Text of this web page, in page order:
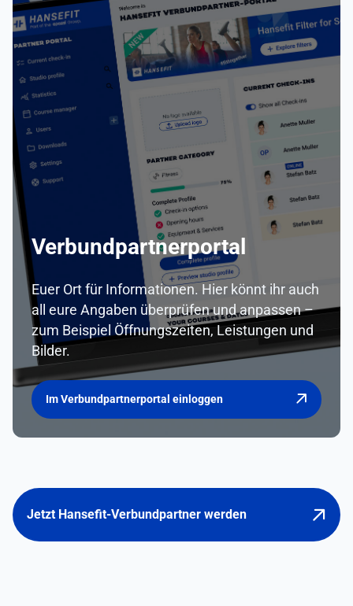
Verbundpartnerportal
Euer Ort für Informationen. Hier könnt ihr auch
all eure Angaben überprüfen und anpassen –
zum Beispiel Öffnungszeiten, Leistungen und
Bilder.
Im Verbundpartnerportal einloggen
Jetzt Hansefit-Verbundpartner werden